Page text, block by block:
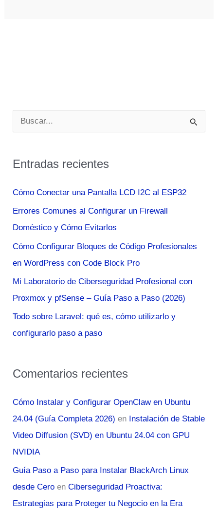
u
c
p
o
r
:
Entradas recientes
Cómo Conectar una Pantalla LCD I2C al ESP32
Errores Comunes al Configurar un Firewall
Doméstico y Cómo Evitarlos
Cómo Configurar Bloques de Código Profesionales
en WordPress con Code Block Pro
Mi Laboratorio de Ciberseguridad Profesional con
Proxmox y pfSense – Guía Paso a Paso (2026)
Todo sobre Laravel: qué es, cómo utilizarlo y
configurarlo paso a paso
Comentarios recientes
Cómo Instalar y Configurar OpenClaw en Ubuntu
24.04 (Guía Completa 2026) en Instalación de Stable
Video Diffusion (SVD) en Ubuntu 24.04 con GPU
NVIDIA
Guía Paso a Paso para Instalar BlackArch Linux
desde Cero enCiberseguridad Proactiva:
Estrategias para Proteger tu Negocio en la Era